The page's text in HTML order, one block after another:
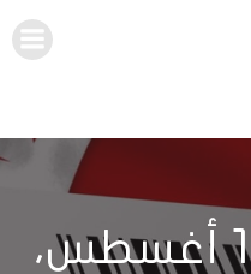
مقالات في: 1 أغسطس،